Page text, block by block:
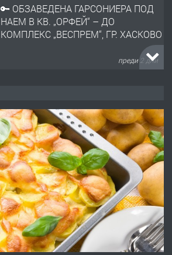
🔑 ОБЗАВЕДЕНА ГАРСОНИЕРА ПОД
НАЕМ В КВ. „ОРФЕЙ“ – ДО
КОМПЛЕКС „ВЕСПРЕМ“, ГР. ХАСКОВО
преди 2 дни
АПАРТАМЕНТ В ЦЕНТЪРА НА ГР.
ХАСКОВО
преди 3 дни
Давам гараж под наем
преди 3 дни
№4120 Магазин/Офис под наем в кв.